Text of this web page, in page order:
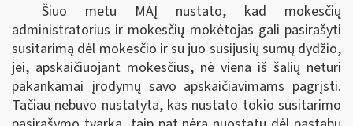
Šiuo metu MAĮ nustato, kad mokesčių
administratorius ir mokesčių mokėtojas gali pasirašyti
susitarimą dėl mokesčio ir su juo susijusių sumų dydžio,
jei, apskaičiuojant mokesčius, nė viena iš šalių neturi
pakankamai įrodymų savo apskaičiavimams pagrįsti.
Tačiau nebuvo nustatyta, kas nustato tokio susitarimo